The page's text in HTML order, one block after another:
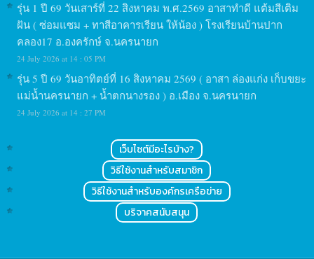
รุ่น 1 ปี 69 วันเสาร์ที่ 22 สิงหาคม พ.ศ.2569 อาสาทำดี แต้มสีเติม
ฝัน ( ซ่อมแซม + ทาสีอาคารเรียน ให้น้อง ) โรงเรียนบ้านปาก
คลอง17 อ.องครักษ์ จ.นครนายก
24 July 2026 at 14 : 05 PM
รุ่น 5 ปี 69 วันอาทิตย์ที่ 16 สิงหาคม 2569 ( อาสา ล่องแก่ง เก็บขยะ
แม่น้ำนครนายก + น้ำตกนางรอง ) อ.เมือง จ.นครนายก
24 July 2026 at 14 : 27 PM
เว็บไซต์มีอะไรบ้าง?
วิธีใช้งานสำหรับสมาชิก
วิธีใช้งานสำหรับองค์กรเครือข่าย
บริจาคสนับสนุน